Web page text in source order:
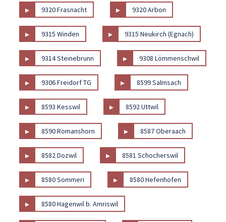
▸ 9320 Frasnacht ▸ 9320 Arbon
▸ 9315 Winden ▸ 9315 Neukirch (Egnach)
▸ 9314 Steinebrunn ▸ 9308 Lömmenschwil
▸ 9306 Freidorf TG ▸ 8599 Salmsach
▸ 8593 Kesswil ▸ 8592 Uttwil
▸ 8590 Romanshorn ▸ 8587 Oberaach
▸ 8582 Dozwil ▸ 8581 Schocherswil
▸ 8580 Sommeri ▸ 8580 Hefenhofen
▸ 8580 Hagenwil b. Amriswil